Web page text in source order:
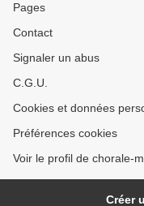
Pages
Contact
Signaler un abus
C.G.U.
Cookies et données
Préférences cookies
Voir le profil de chorale-
Créer